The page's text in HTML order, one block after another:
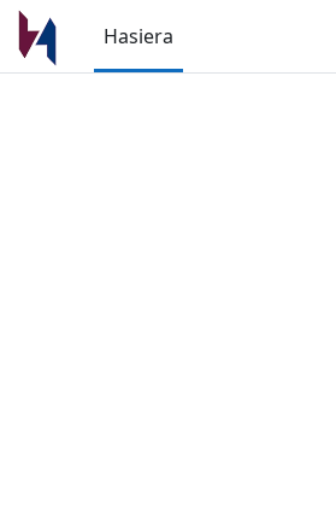
Joan eduki nagusira zuzenean
Hasiera